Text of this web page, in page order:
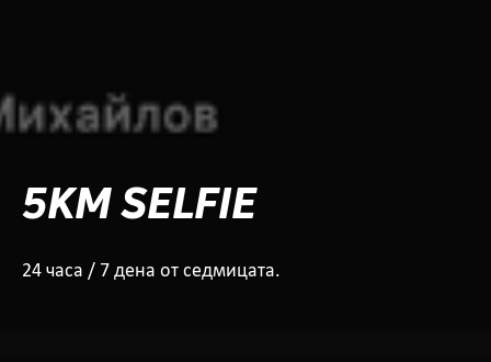
5KM SELFIE
24 часа / 7 дена от седмицата.